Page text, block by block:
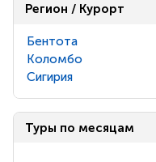
Регион / Курорт
Бентота
Коломбо
Сигирия
Туры по месяцам